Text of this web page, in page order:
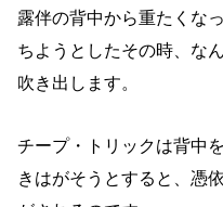
露伴の背中から重たくな
ちようとしたその時、な
吹き出します。
チープ・トリックは背中
きはがそうとすると、憑